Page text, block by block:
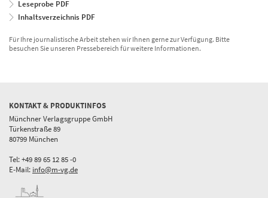
Leseprobe PDF
Inhaltsverzeichnis PDF
Für Ihre journalistische Arbeit stehen wir Ihnen gerne zur Verfügung. Bitte
besuchen Sie unseren Pressebereich für weitere Informationen.
KONTAKT & PRODUKTINFOS
Münchner Verlagsgruppe GmbH
Türkenstraße 89
80799 München
Tel: +49 89 65 12 85 -0
E-Mail: info@m-vg.de